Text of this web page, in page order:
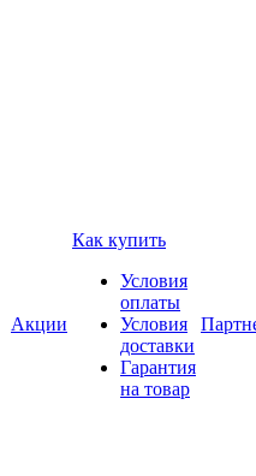
Акции
Как купить
Условия
оплаты
Условия
доставки
Гарантия
на товар